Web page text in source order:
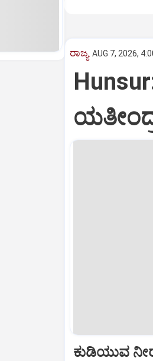
ರಾಜ್ಯ AUG 7, 2026,
ಕುಡಿಯುವ